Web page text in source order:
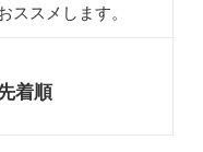
ススメします。
着順